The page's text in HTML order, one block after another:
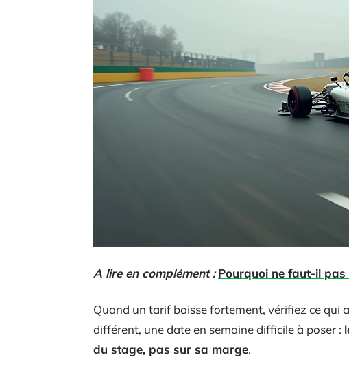
A lire en complément : Pourquoi ne faut-il
Quand un tarif baisse fortement, vérifiez ce qui
différent, une date en semaine difficile à poser :
du stage, pas sur sa marge.